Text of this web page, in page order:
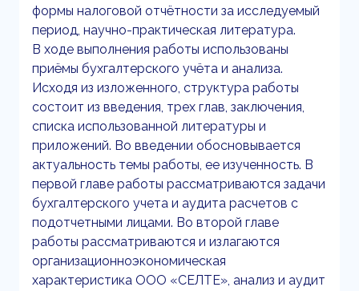
формы налоговой отчётности за исследуемый
период, научно-практическая литература.
В ходе выполнения работы использованы
приёмы бухгалтерского учёта и анализа.
Исходя из изложенного, структура работы
состоит из введения, трех глав, заключения,
списка использованной литературы и
приложений. Во введении обосновывается
актуальность темы работы, ее изученность. В
первой главе работы рассматриваются задачи
бухгалтерского учета и аудита расчетов с
подотчетными лицами. Во второй главе
работы рассматриваются и излагаются
организационноэкономическая
характеристика ООО «СЕЛТЕ», анализ и аудит